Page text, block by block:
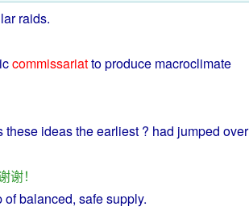
raids.
commissariattoproduce macroclimate
these ideastheearliest ? had jumped over
谢！
ofbalanced, safesupply.